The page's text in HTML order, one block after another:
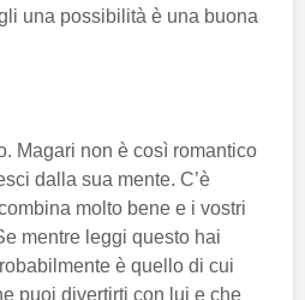
una possibilità è una buona
Magari non è così romantico
dalla sua mente. C’è
molto bene e i vostri
mentre leggi questo hai
è quello di cui
puoi divertirti con lui e che